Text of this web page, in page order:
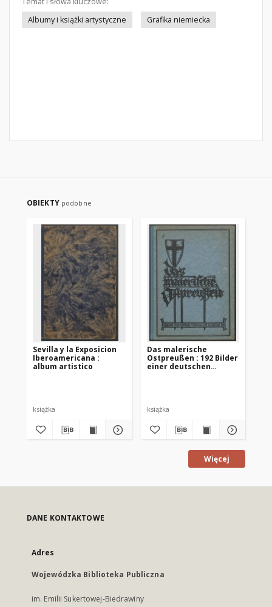
Albumy i książki artystyczne
Grafika niemiecka
OBIEKTY podobne
Sevilla y la Exposicion
Iberoamericana :
album artistico
książka
Das malerische
Ostpreußen : 192 Bilder
einer deutschen
książka
Więcej
DANE KONTAKTOWE
Adres
Wojewódzka Biblioteka Publiczna
im. Emilii Sukertowej-Biedrawiny